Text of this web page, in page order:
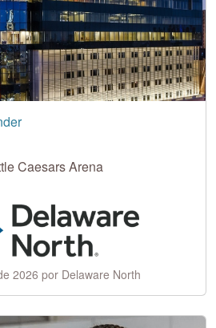
Caesars Arena
2026 por Delaware North